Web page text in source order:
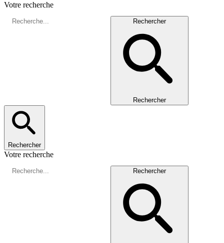
Votre recherche
Rechercher
Rechercher
Rechercher
Votre recherche
Rechercher